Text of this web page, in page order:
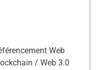
Web
/ Web 3.0